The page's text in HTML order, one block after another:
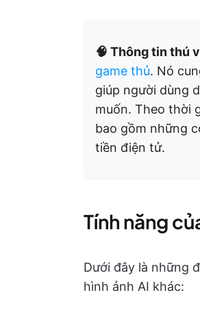
🧠 Thông tin thú
game thủ. Nó
giúp người dùng
muốn. Theo thời
bao gồm những
tiền điện tử.
Tính năng
Dưới đây là những
hình ảnh AI khác: